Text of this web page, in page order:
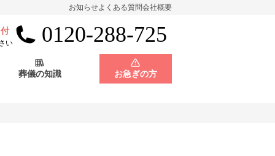
お知らせよくある質問会社概要
い 0120-288-725
葬儀の知識 お急ぎの方
会員制度
神奈川県